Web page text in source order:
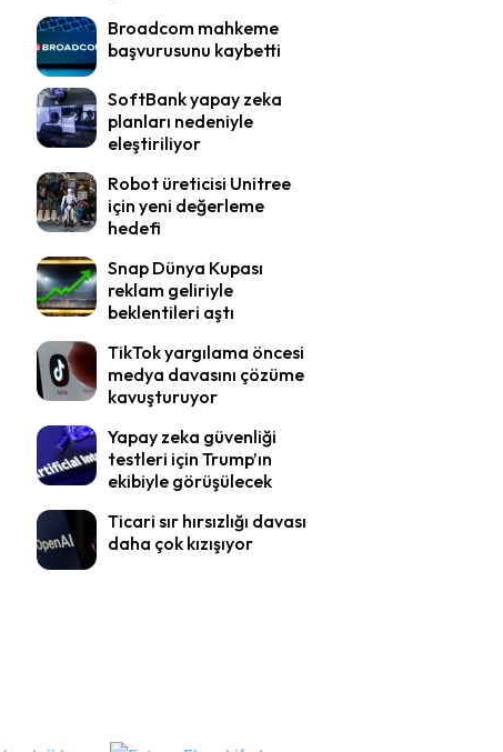
Broadcom mahkeme
başvurusunu kaybetti
SoftBank yapay zeka
planları nedeniyle
eleştiriliyor
Robot üreticisi Unitree
için yeni değerleme
hedefi
Snap Dünya Kupası
reklam geliriyle
beklentileri aştı
TikTok yargılama öncesi
medya davasını çözüme
kavuşturuyor
Yapay zeka güvenliği
testleri için Trump’ın
ekibiyle görüşülecek
Ticari sır hırsızlığı davası
daha çok kızışıyor